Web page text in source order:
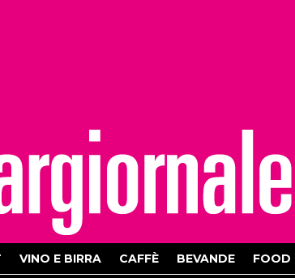
VINO E BIRRA CAFFÈ BEVANDE FOOD